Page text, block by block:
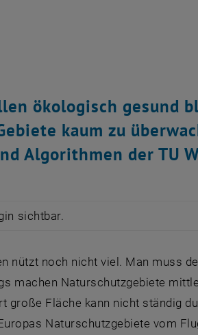
ökologisch gesund
kaum zu
Algorithmen der TU
sichtbar.
nützt noch nicht viel. Man muss
machen Naturschutzgebiete
große Fläche kann nicht ständig
Naturschutzgebiete vom